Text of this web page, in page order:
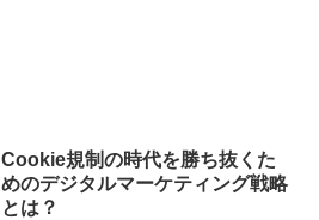
Cookie規制の時代を勝ち抜くた
めのデジタルマーケティング戦略
とは？